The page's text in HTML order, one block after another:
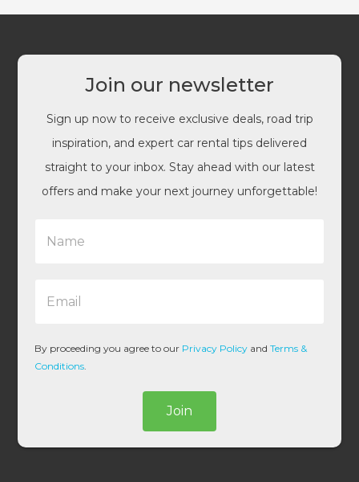
Join our newsletter
Sign up now to receive exclusive deals, road trip
inspiration, and expert car rental tips delivered
straight to your inbox. Stay ahead with our latest
offers and make your next journey unforgettable!
l
*
By proceeding you agree to our Privacy Policy andTerms &
Conditions.
Join